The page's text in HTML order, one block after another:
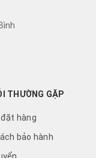
THƯỜNG GẶP
hàng
bảo hành